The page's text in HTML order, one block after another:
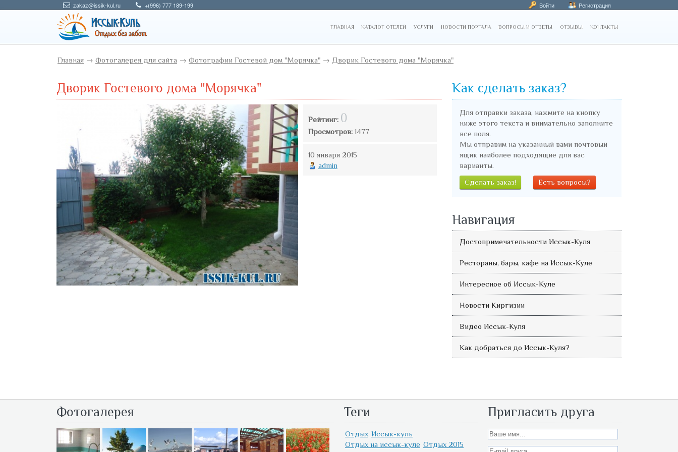
zakaz@issik-kul.ru +(996) 777 189-199 Войти Регистрация
ГЛАВНАЯ КАТАЛОГ ОТЕЛЕЙ УСЛУГИ НОВОСТИ ПОРТАЛА ВОПРОСЫ И ОТВЕТЫ ОТЗЫВЫ КОНТАКТЫ
Главная → Фотогалерея для сайта → Фотографии Гостевой дом "Морячка" → Дворик Гостевого дома "Морячка"
Дворик Гостевого дома "Морячка"
Рейтинг: 0
Просмотров: 1477
10 января 2015
admin
Как сделать заказ?
Для отправки заказа, нажмите на кнопку
ниже этого текста и внимательно заполните
все поля.
Мы отправим на указанный вами почтовый
ящик наиболее подходящие для вас
варианты.
Сделать заказ!
Есть вопросы?
Навигация
Достопримечательности Иссык-Куля
Рестораны, бары, кафе на Иссык-Куле
Интересное об Иссык-Куле
Новости Киргизии
Видео Иссык-Куля
Как добраться до Иссык-Куля?
Фотогалерея Теги
Отдых Иссык-куль
Отдых на иссык-куле Отдых 2015
Пригласить друга